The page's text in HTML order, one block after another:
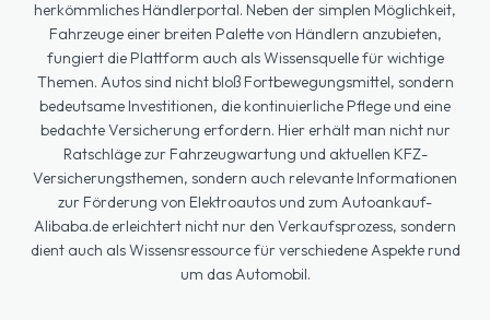
herkömmliches Händlerportal. Neben der simplen Möglichkeit,
Fahrzeuge einer breiten Palette von Händlern anzubieten,
fungiert die Plattform auch als Wissensquelle für wichtige
Themen. Autos sind nicht bloß Fortbewegungsmittel, sondern
bedeutsame Investitionen, die kontinuierliche Pflege und eine
bedachte Versicherung erfordern. Hier erhält man nicht nur
Ratschläge zur Fahrzeugwartung und aktuellen KFZ-
Versicherungsthemen, sondern auch relevante Informationen
zur Förderung von Elektroautos und zum Autoankauf-
Alibaba.de erleichtert nicht nur den Verkaufsprozess, sondern
dient auch als Wissensressource für verschiedene Aspekte rund
um das Automobil.